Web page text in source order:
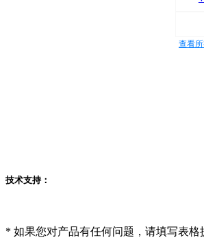
查看
技术支持：
* 如果您对产品有任何问题，请填写表格